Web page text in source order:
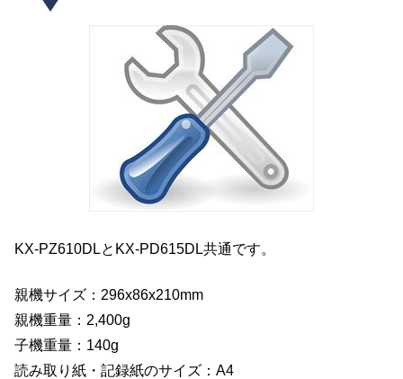
KX-PZ610DLとKX-PD615DL共通です。
親機サイズ：296x86x210mm
親機重量：2,400g
子機重量：140g
読み取り紙・記録紙のサイズ：A4